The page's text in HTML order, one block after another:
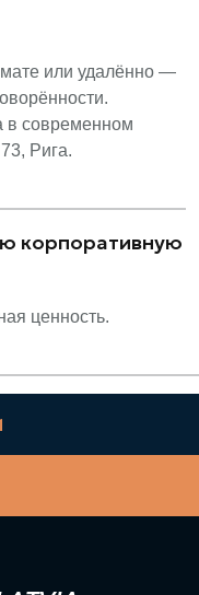
или удалённо —
в современном
Рига.
корпоративную
ценность.